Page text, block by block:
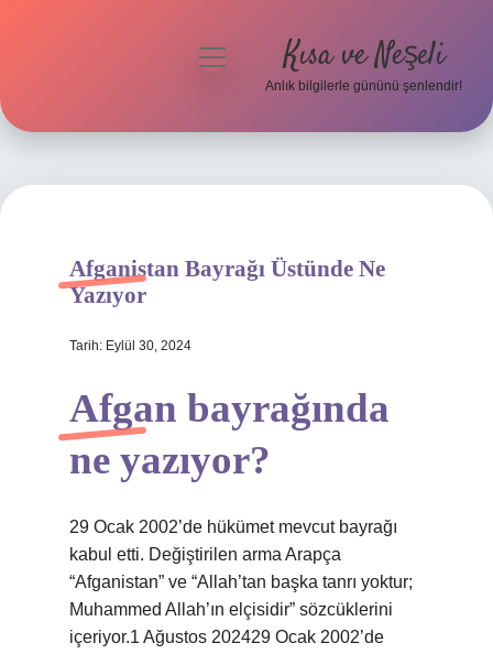
Hakkımızda
menüyü
Kısa ve Neşeli
Anlık bilgilerle gününü şenlendir!
Afganistan Bayrağı Üstünde Ne
Yazıyor
Tarih: Eylül 30, 2024
Afgan bayrağında
ne yazıyor?
29 Ocak 2002’de hükümet mevcut bayrağı
kabul etti. Değiştirilen arma Arapça
“Afganistan” ve “Allah’tan başka tanrı yoktur;
Muhammed Allah’ın elçisidir” sözcüklerini
içeriyor.1 Ağustos 202429 Ocak 2002’de